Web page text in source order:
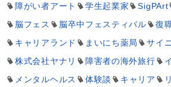
障がい者アート
学生起業家 SigPArt
脳フェス
脳卒中フェスティバル 復
キャリアランド
まいにち薬局
サイ
株式会社ヤナリ
障害者の海外旅行
メンタルヘルス
体験談 キャリア